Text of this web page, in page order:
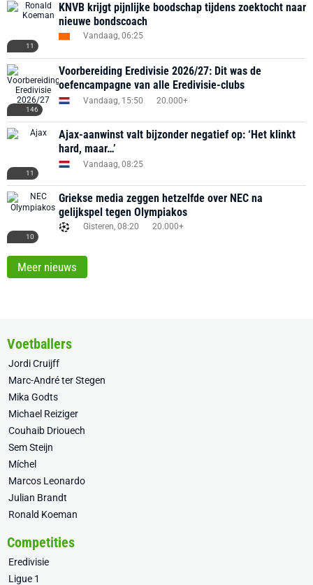
11
KNVB krijgt pijnlijke boodschap tijdens zoektocht naar
nieuwe bondscoach
Vandaag, 06:25
146
Voorbereiding Eredivisie 2026/27: Dit was de
oefencampagne van alle Eredivisie-clubs
Vandaag, 15:50 20.000+
11
Ajax-aanwinst valt bijzonder negatief op: ‘Het klinkt
hard, maar…’
Vandaag, 08:25
10
Griekse media zeggen hetzelfde over NEC na
gelijkspel tegen Olympiakos
Gisteren, 08:20 20.000+
Meer nieuws
Voetballers
Jordi Cruijff
Marc-André ter Stegen
Mika Godts
Michael Reiziger
Couhaib Driouech
Sem Steijn
Míchel
Marcos Leonardo
Julian Brandt
Ronald Koeman
Competities
Eredivisie
Ligue 1